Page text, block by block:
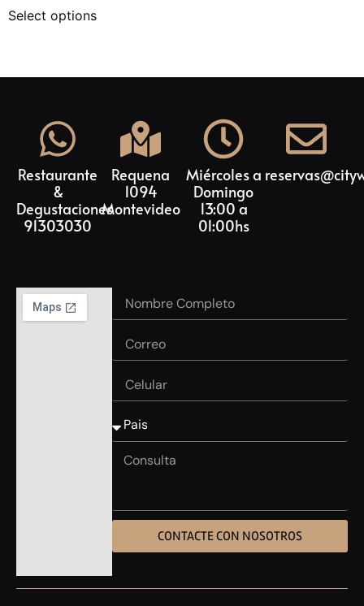
Select options
Restaurante
&
Degustaciones
91303030
Requena
1094
Montevideo
Miércoles a
Domingo
13:00 a
01:00hs
CONTACTE CON NOSOTROS